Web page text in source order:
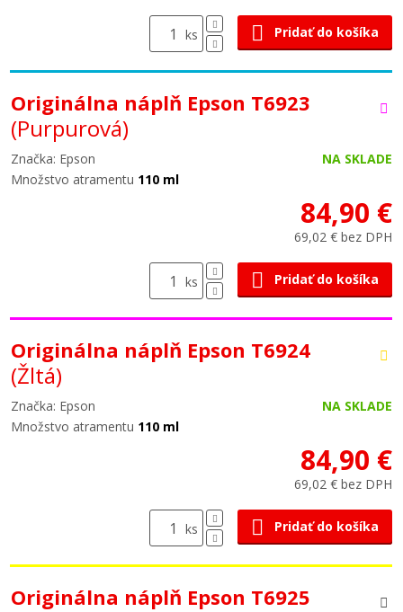
ks Pridať do košíka
Originálna náplň Epson T6923
(Purpurová)
Značka: Epson
NA SKLADE
Množstvo atramentu 110 ml
84,90 €
69,02 € bez DPH
ks Pridať do košíka
Originálna náplň Epson T6924
(Žltá)
Značka: Epson
NA SKLADE
Množstvo atramentu 110 ml
84,90 €
69,02 € bez DPH
ks Pridať do košíka
Originálna náplň Epson T6925